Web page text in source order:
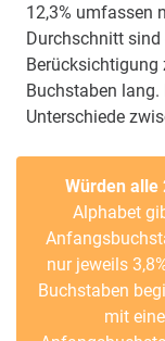
12,3% umfassen
Durchschnitt
Berücksichtigung
Buchstaben
Unterschiede
Würden alle
Alphabet
nur jeweils
Buchstaben
mit